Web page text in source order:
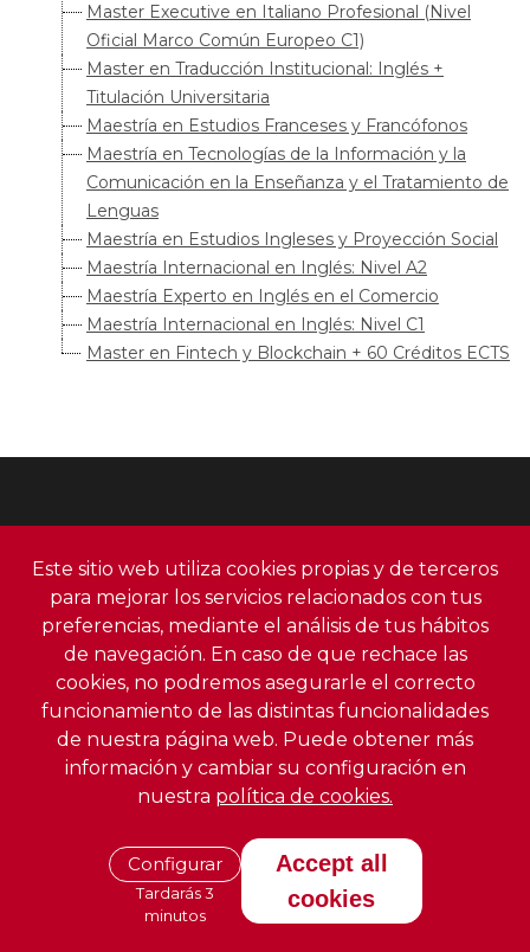
Master Executive en Italiano Profesional (Nivel
Oficial Marco Común Europeo C1)
Master en Traducción Institucional: Inglés +
Titulación Universitaria
Maestría en Estudios Franceses y Francófonos
Maestría en Tecnologías de la Información y la
Comunicación en la Enseñanza y el Tratamiento de
Lenguas
Maestría en Estudios Ingleses y Proyección Social
Maestría Internacional en Inglés: Nivel A2
Maestría Experto en Inglés en el Comercio
Maestría Internacional en Inglés: Nivel C1
Master en Fintech y Blockchain + 60 Créditos ECTS
ESIBE, Escuela Iberoamericana de Postgrado
Email: info@escuelaiberoamericana.com
Política de Privacidad
Este sitio web utiliza cookies propias y de terceros
para mejorar los servicios relacionados con tus
preferencias, mediante el análisis de tus hábitos
de navegación. En caso de que rechace las
cookies, no podremos asegurarle el correcto
funcionamiento de las distintas funcionalidades
de nuestra página web. Puede obtener más
información y cambiar su configuración en
nuestra política de cookies.
Configurar
Tardarás 3
minutos
Accept all
cookies